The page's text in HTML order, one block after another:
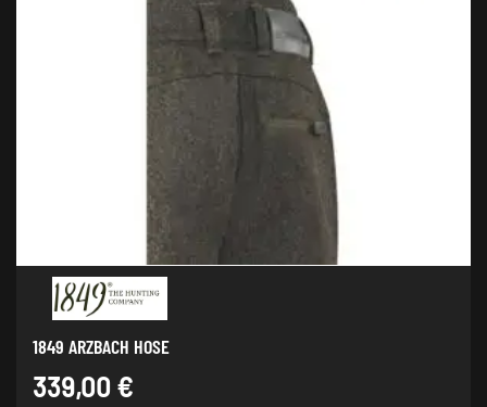
1849 ARZBACH HOSE
339,00 €